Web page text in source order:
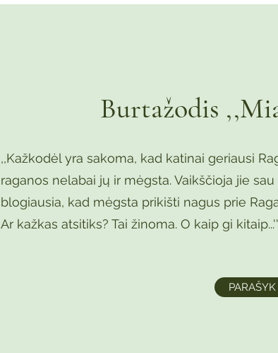
Burtažodis
,,Kažkodėl yra sakoma, kad katinai geriausi
raganos nelabai jų ir mėgsta. Vaikščioja jie
blogiausia, kad mėgsta prikišti nagus prie
Ar kažkas atsitiks? Tai žinoma. O kaip gi kitaip...''